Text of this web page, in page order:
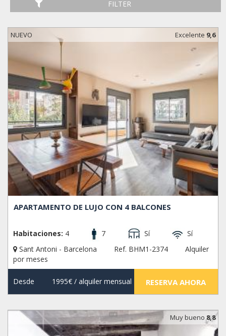
FILTER
NUEVO Excelente 9,6
APARTAMENTO DE LUJO CON 4 BALCONES
Habitaciones: 4 7 Sí
Sí
Sant Antoni - Barcelona
Ref. BHM1-2374
Alquiler
por meses
Desde 1995€/ alquiler mensual RESERVA AHORA
Muy bueno8,8